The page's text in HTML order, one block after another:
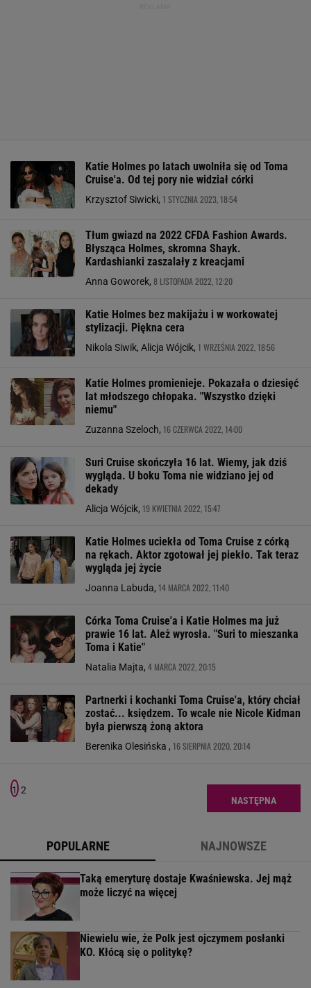
Katie Holmes po latach uwolniła się od Toma
Cruise'a. Od tej pory nie widział córki
Krzysztof Siwicki, 1 STYCZNIA 2023, 18:54
Tłum gwiazd na 2022 CFDA Fashion Awards.
Błysząca Holmes, skromna Shayk.
Kardashianki zaszalały z kreacjami
Anna Goworek, 8 LISTOPADA 2022, 12:20
Katie Holmes bez makijażu i w workowatej
stylizacji. Piękna cera
Nikola Siwik, Alicja Wójcik, 1 WRZEŚNIA 2022, 18:56
Katie Holmes promienieje. Pokazała o dziesięć
lat młodszego chłopaka. "Wszystko dzięki
niemu"
Zuzanna Szeloch, 16 CZERWCA 2022, 14:00
Suri Cruise skończyła 16 lat. Wiemy, jak dziś
wygląda. U boku Toma nie widziano jej od
dekady
Alicja Wójcik, 19 KWIETNIA 2022, 15:47
Katie Holmes uciekła od Toma Cruise z córką
na rękach. Aktor zgotował jej piekło. Tak teraz
wygląda jej życie
Joanna Labuda, 14 MARCA 2022, 11:40
Córka Toma Cruise'a i Katie Holmes ma już
prawie 16 lat. Ależ wyrosła. "Suri to mieszanka
Toma i Katie"
Natalia Majta, 4 MARCA 2022, 20:15
Partnerki i kochanki Toma Cruise'a, który chciał
zostać... księdzem. To wcale nie Nicole Kidman
była pierwszą żoną aktora
Berenika Olesińska , 16 SIERPNIA 2020, 20:14
1 2
NASTĘPNA
POPULARNE NAJNOWSZE
Taką emeryturę dostaje Kwaśniewska. Jej mąż
może liczyć na więcej
Niewielu wie, że Polk jest ojczymem posłanki
KO. Kłócą się o politykę?